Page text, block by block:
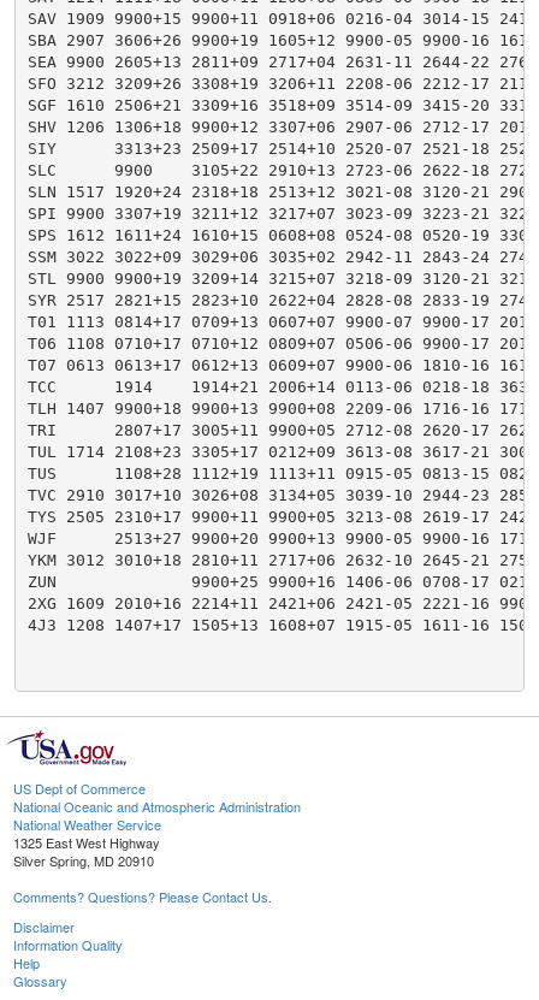
US Dept of Commerce
National Oceanic and Atmospheric Administration
National Weather Service
1325 East West Highway
Silver Spring, MD 20910
Comments? Questions? Please Contact Us.
Disclaimer
Information Quality
Help
Glossary